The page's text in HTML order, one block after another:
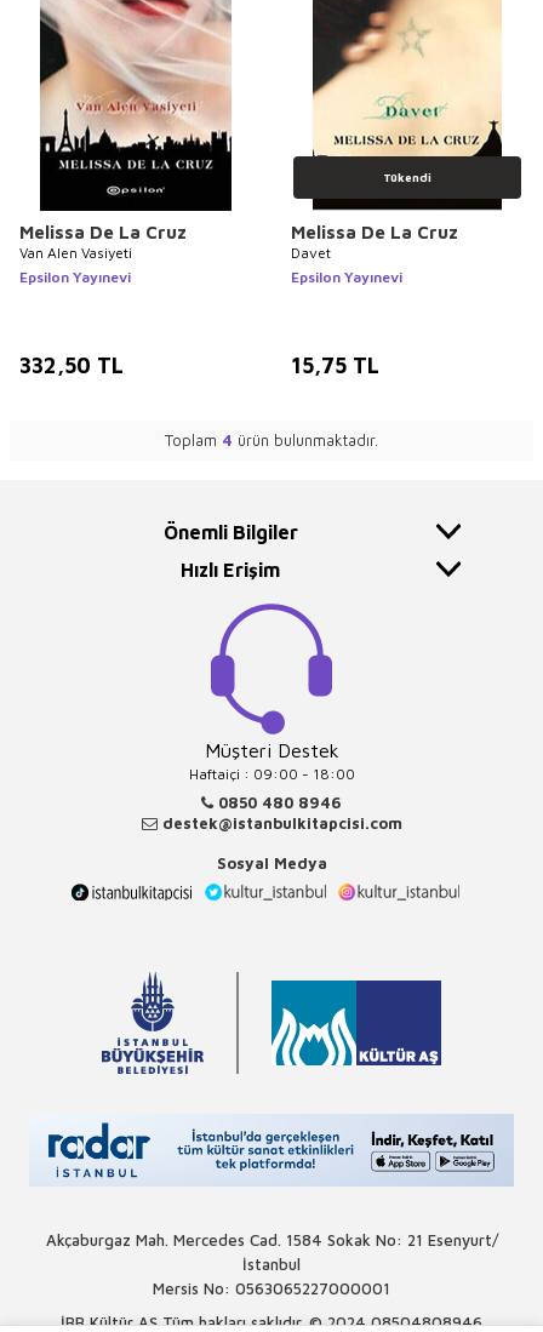
Melissa De La Cruz
Van Alen Vasiyeti
Epsilon Yayınevi
332,50 TL
Tükendi
Melissa De La Cruz
Davet
Epsilon Yayınevi
15,75 TL
Toplam 4 ürün bulunmaktadır.
Önemli Bilgiler
Hızlı Erişim
Müşteri Destek
Haftaiçi : 09:00 - 18:00
0850 480 8946
destek@istanbulkitapcisi.com
Sosyal Medya
Akçaburgaz Mah. Mercedes Cad. 1584 Sokak No: 21 Esenyurt/
İstanbul
Mersis No: 0563065227000001
İBB Kültür AŞ Tüm hakları saklıdır. © 2024 08504808946